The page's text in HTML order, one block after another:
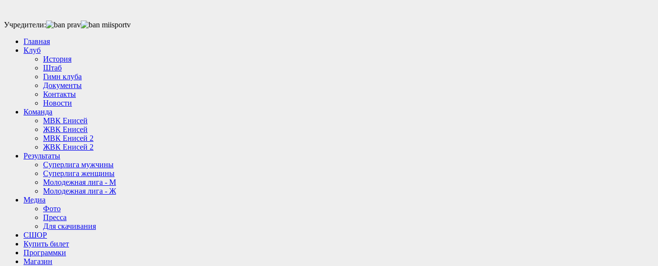
Учредители:
Главная
Клуб
История
Штаб
Гимн клуба
Документы
Контакты
Новости
Команда
МВК Енисей
ЖВК Енисей
МВК Енисей 2
ЖВК Енисей 2
Результаты
Суперлига мужчины
Суперлига женщины
Молодежная лига - М
Молодежная лига - Ж
Медиа
Фото
Пресса
Для скачивания
СШОР
Купить билет
Программки
Магазин